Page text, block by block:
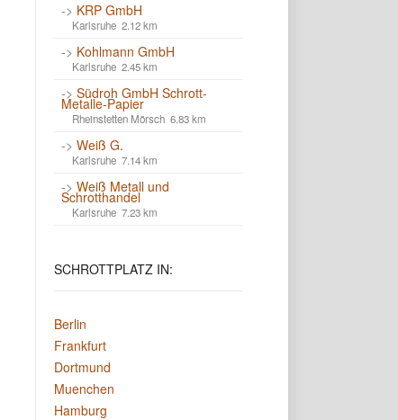
-> KRP GmbH
Karlsruhe 2.12 km
-> Kohlmann GmbH
Karlsruhe 2.45 km
->Südroh GmbH Schrott-
Metalle-Papier
Rheinstetten Mörsch 6.83 km
->Weiß G.
Karlsruhe 7.14 km
->Weiß Metall und
Schrotthandel
Karlsruhe 7.23 km
SCHROTTPLATZ IN:
Berlin
Frankfurt
Dortmund
Muenchen
Hamburg